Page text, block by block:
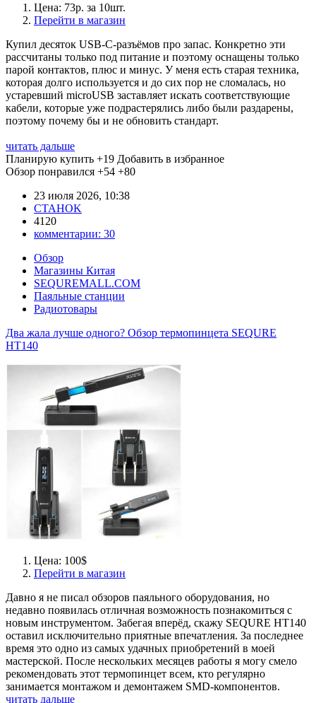
Цена: 73р. за 10шт.
Перейти в магазин
Купил десяток USB-C-разъёмов про запас. Конкретно эти
рассчитаны только под питание и поэтому оснащены только
парой контактов, плюс и минус. У меня есть старая техника,
которая долго используется и до сих пор не сломалась, но
устаревший microUSB заставляет искать соответствующие
кабели, которые уже подрастерялись либо были раздарены,
поэтому почему бы и не обновить стандарт.
читать дальше
Планирую купить +19 Добавить в избранное
Обзор понравился +54 +80
23 июля 2026, 10:38
CTAHOK
4120
комментарии: 30
Обзор
Магазины Китая
SEQUREMALL.COM
Паяльные станции
Радиотовары
Два жала лучше одного? Обзор термопинцета SEQURE
HT140
Цена: 100$
Перейти в магазин
Давно я не писал обзоров паяльного оборудования, но
недавно появилась отличная возможность познакомиться с
новым инструментом. Забегая вперёд, скажу SEQURE HT140
оставил исключительно приятные впечатления. За последнее
время это одно из самых удачных приобретений в моей
мастерской. После нескольких месяцев работы я могу смело
рекомендовать этот термопинцет всем, кто регулярно
занимается монтажом и демонтажем SMD-компонентов.
читать дальше